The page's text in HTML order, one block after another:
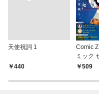
天使祝詞 1
￥440
Comic
ミック
年4月号[
509